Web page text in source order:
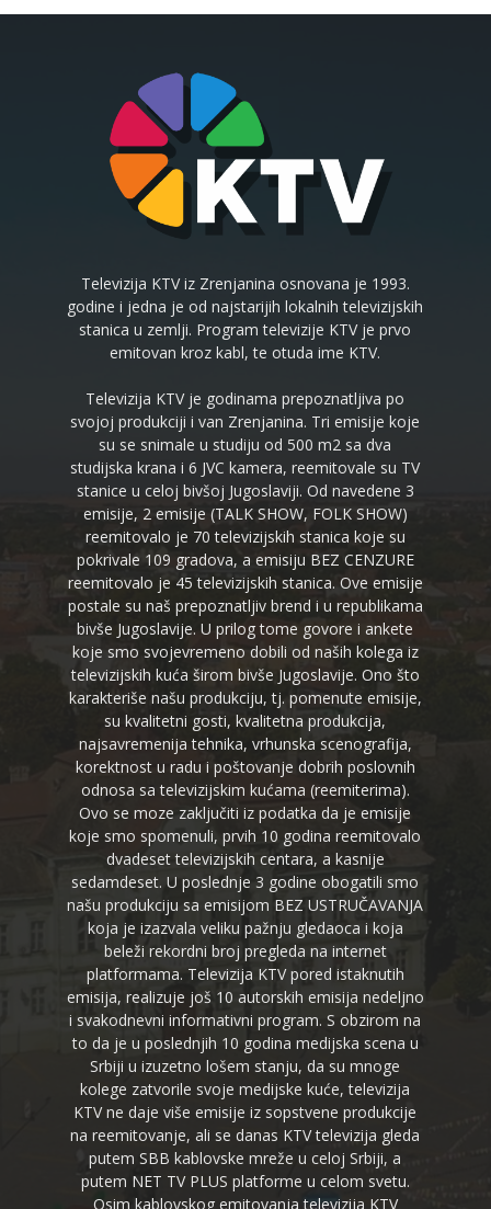
Televizija KTV iz Zrenjanina osnovana je 1993.
godine i jedna je od najstarijih lokalnih televizijskih
stanica u zemlji. Program televizije KTV je prvo
emitovan kroz kabl, te otuda ime KTV.
Televizija KTV je godinama prepoznatljiva po
svojoj produkciji i van Zrenjanina. Tri emisije koje
su se snimale u studiju od 500 m2 sa dva
studijska krana i 6 JVC kamera, reemitovale su TV
stanice u celoj bivšoj Jugoslaviji. Od navedene 3
emisije, 2 emisije (TALK SHOW, FOLK SHOW)
reemitovalo je 70 televizijskih stanica koje su
pokrivale 109 gradova, a emisiju BEZ CENZURE
reemitovalo je 45 televizijskih stanica. Ove emisije
postale su naš prepoznatljiv brend i u republikama
bivše Jugoslavije. U prilog tome govore i ankete
koje smo svojevremeno dobili od naših kolega iz
televizijskih kuća širom bivše Jugoslavije. Ono što
karakteriše našu produkciju, tj. pomenute emisije,
su kvalitetni gosti, kvalitetna produkcija,
najsavremenija tehnika, vrhunska scenografija,
korektnost u radu i poštovanje dobrih poslovnih
odnosa sa televizijskim kućama (reemiterima).
Ovo se moze zaključiti iz podatka da je emisije
koje smo spomenuli, prvih 10 godina reemitovalo
dvadeset televizijskih centara, a kasnije
sedamdeset. U poslednje 3 godine obogatili smo
našu produkciju sa emisijom BEZ USTRUČAVANJA
koja je izazvala veliku pažnju gledaoca i koja
beleži rekordni broj pregleda na internet
platformama. Televizija KTV pored istaknutih
emisija, realizuje još 10 autorskih emisija nedeljno
i svakodnevni informativni program. S obzirom na
to da je u poslednjih 10 godina medijska scena u
Srbiji u izuzetno lošem stanju, da su mnoge
kolege zatvorile svoje medijske kuće, televizija
KTV ne daje više emisije iz sopstvene produkcije
na reemitovanje, ali se danas KTV televizija gleda
putem SBB kablovske mreže u celoj Srbiji, a
putem NET TV PLUS platforme u celom svetu.
Osim kablovskog emitovanja televizija KTV